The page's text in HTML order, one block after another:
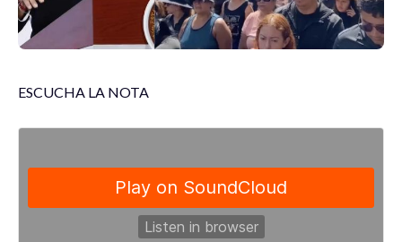
ESCUCHA LA NOTA